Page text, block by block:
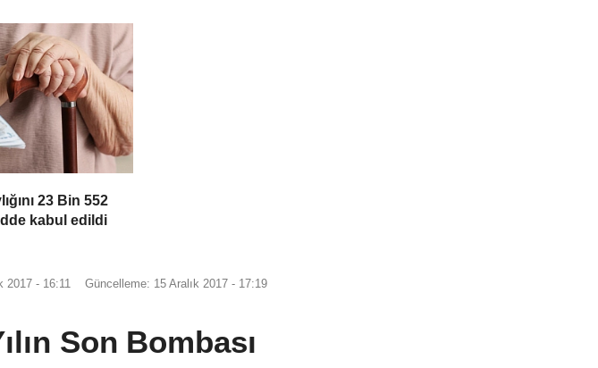
23 Bin 552
kabul edildi
2017 - 16:11 Güncelleme: 15 Aralık 2017 - 17:19
Son Bombası